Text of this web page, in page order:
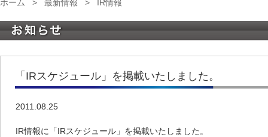
ホーム > 最新情報 > IR情報
「IRスケジュール」を掲載いたしました。
2011.08.25
IR情報に「IRスケジュール」を掲載いたしました。